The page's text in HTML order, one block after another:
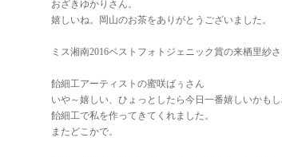
おざきゆかりさん。
嬉しいね。岡山のお茶をありがとうございました。
ミス湘南2016ベストフォトジェニック賞の来栖里紗
飴細工アーティストの蜜咲ばぅさん
いや～嬉しい、ひょっとしたら今日一番嬉しいかもし
飴細工で私を作ってきてくれました。
またどこかで。